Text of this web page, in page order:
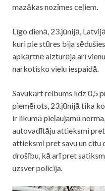
mazākas nozīmes ceļiem.
Līgo dienā, 23.jūnijā,
kuri pie stūres bija
apkārtnē aizturēja arī
narkotisko vielu iespaidā.
Savukārt reibums līdz 0,5
piemērots, 23.jūnijā tika
ir likumā pieļaujamā
autovadītāju attieksmi
attieksmi pret savu un citu
drošību, kā arī pret
uzsverpolicija.